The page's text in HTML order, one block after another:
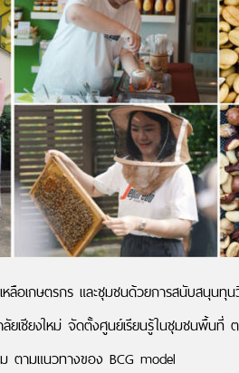
เกษตรกร และชุมชนด้วยการสนับสนุนทุ
ยงใหม่ จัดตั้งศูนย์เรียนรู้ในชุมชนพื้นที่
ามแนวทางของ BCG model